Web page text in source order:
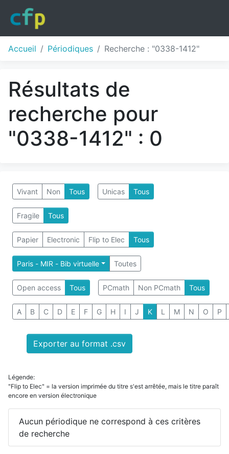
Accueil Périodiques Recherche : "0338-1412"
Résultats de
recherche pour
"0338-1412" : 0
Vivant Non Tous Unicas Tous
Fragile Tous
Papier Electronic Flip to Elec Tous
Paris - MIR - Bib virtuelle Toutes
Open access Tous PCmath Non PCmath Tous
A B C D E F G H I J K L M N O P
Exporter au format .csv
Légende:
"Flip to Elec" = la version imprimée du titre s'est arrêtée, mais le titre paraît
encore en version électronique
Aucun périodique ne correspond à ces critères
de recherche